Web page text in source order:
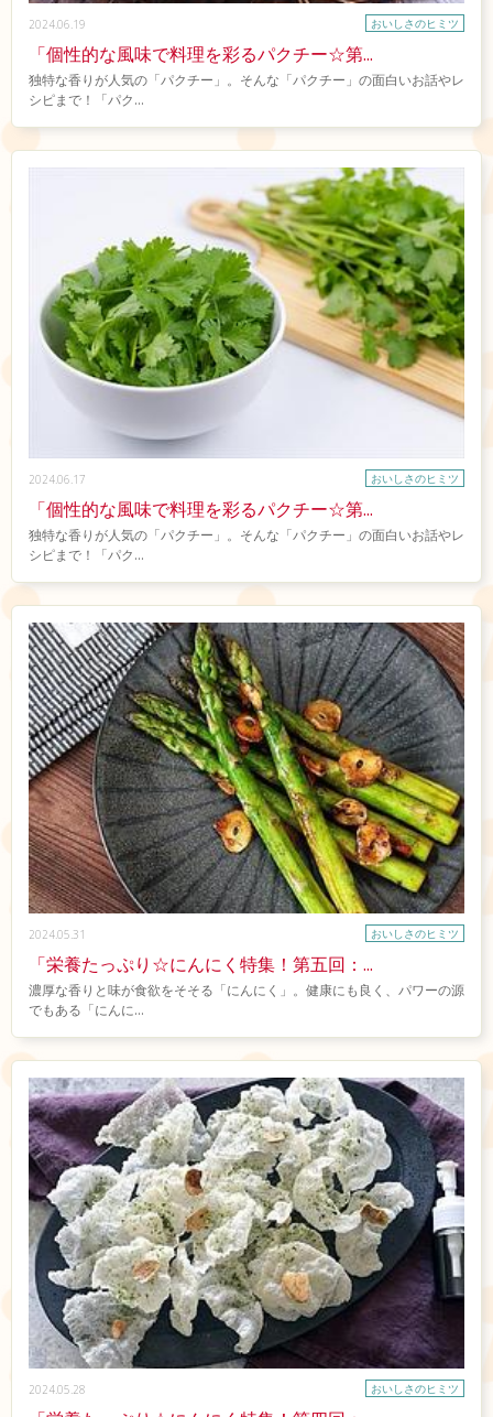
2024.06.19 おいしさのヒミツ
「個性的な風味で料理を彩るパクチー☆第...
独特な香りが人気の「パクチー」。そんな「パクチー」の面白いお話やレ
シピまで！「パク...
2024.06.17 おいしさのヒミツ
「個性的な風味で料理を彩るパクチー☆第...
独特な香りが人気の「パクチー」。そんな「パクチー」の面白いお話やレ
シピまで！「パク...
2024.05.31 おいしさのヒミツ
「栄養たっぷり☆にんにく特集！第五回：...
濃厚な香りと味が食欲をそそる「にんにく」。健康にも良く、パワーの源
でもある「にんに...
2024.05.28 おいしさのヒミツ